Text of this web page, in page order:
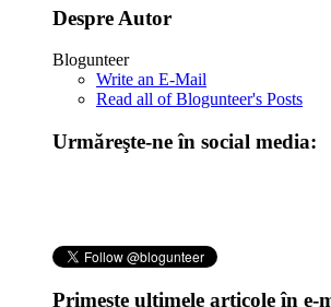
Despre Autor
Blogunteer
Write an E-Mail
Read all of Blogunteer's Posts
Urmăreşte-ne în social media:
Primeşte ultimele articole în e-